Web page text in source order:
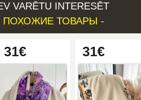
VARĒTU INTERESĒT
ПОХОЖИЕ ТОВАРЫ -
31€ 31€